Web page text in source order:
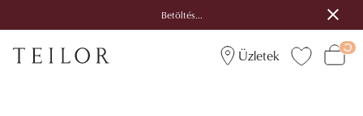
Betöltés...
Üzletek